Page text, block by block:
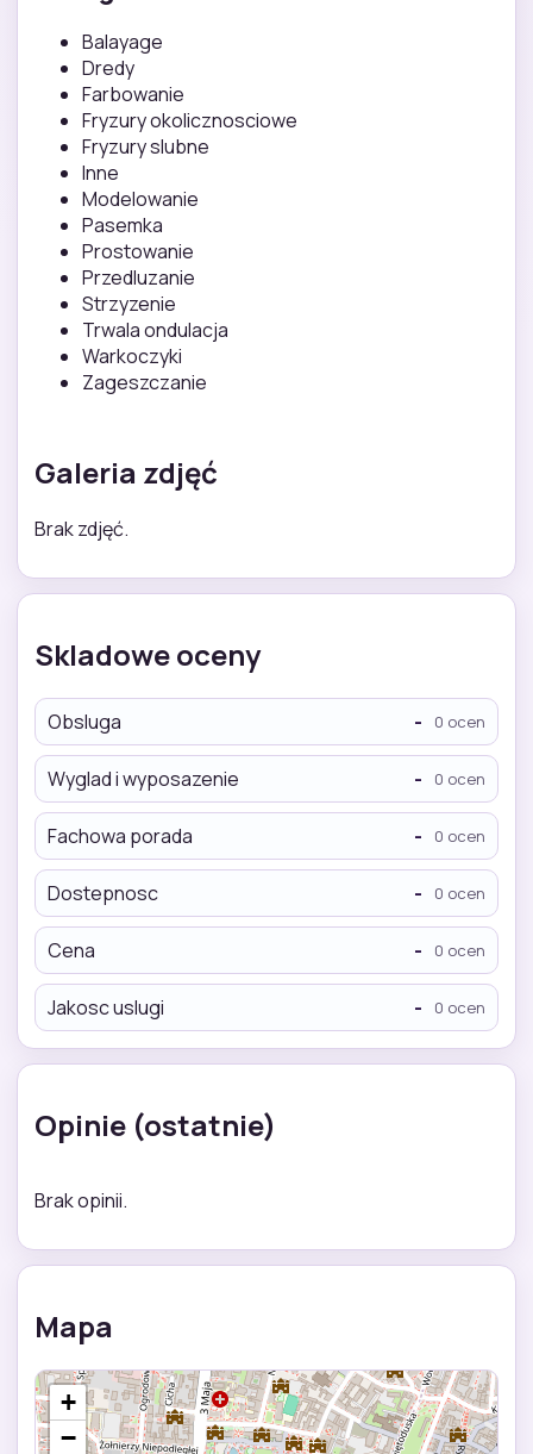
Balayage
Dredy
Farbowanie
Fryzury okolicznosciowe
Fryzury slubne
Inne
Modelowanie
Pasemka
Prostowanie
Przedluzanie
Strzyzenie
Trwala ondulacja
Warkoczyki
Zageszczanie
Galeria zdjęć
Brak zdjęć.
Skladowe oceny
Obsluga - 0 ocen
Wyglad i wyposazenie - 0 ocen
Fachowa porada - 0 ocen
Dostepnosc - 0 ocen
Cena - 0 ocen
Jakosc uslugi - 0 ocen
Opinie (ostatnie)
Brak opinii.
Mapa
+
−